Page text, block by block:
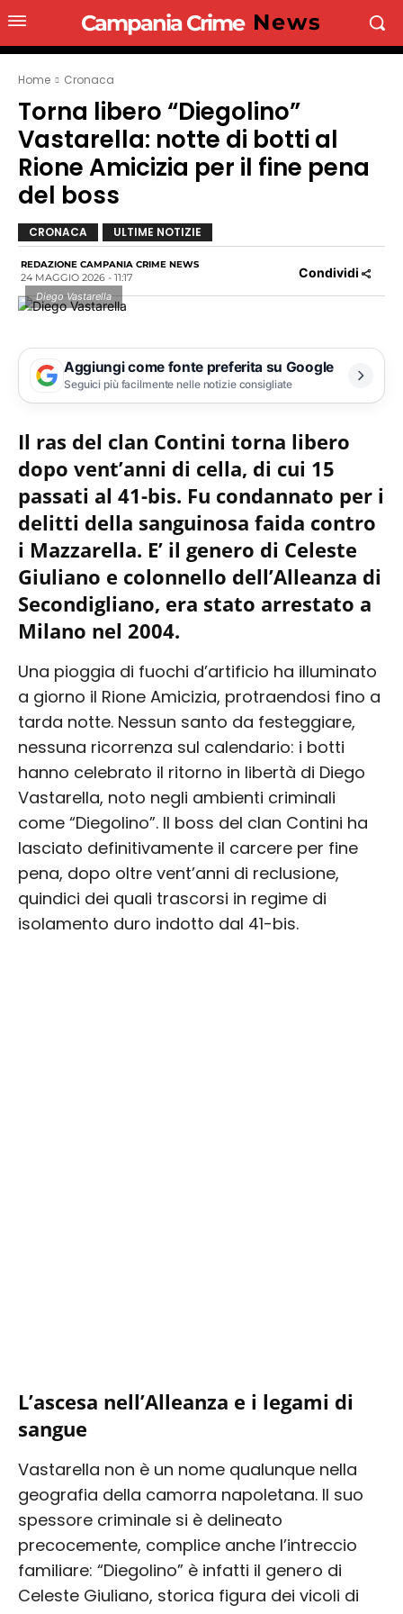
Campania Crime News
Home Cronaca
Torna libero “Diegolino”
Vastarella: notte di botti al
Rione Amicizia per il fine pena
del boss
CRONACA ULTIME NOTIZIE
REDAZIONE CAMPANIA CRIME NEWS
24 MAGGIO 2026 - 11:17 Condividi
Diego Vastarella
Aggiungi come fonte preferita su Google
Seguici più facilmente nelle notizie consigliate
Il ras del clan Contini torna libero
dopo vent’anni di cella, di cui 15
passati al 41-bis. Fu condannato per i
delitti della sanguinosa faida contro
i Mazzarella. E’ il genero di Celeste
Giuliano e colonnello dell’Alleanza di
Secondigliano, era stato arrestato a
Milano nel 2004.
Una pioggia di fuochi d’artificio ha illuminato
a giorno il Rione Amicizia, protraendosi fino a
tarda notte. Nessun santo da festeggiare,
nessuna ricorrenza sul calendario: i botti
hanno celebrato il ritorno in libertà di Diego
Vastarella, noto negli ambienti criminali
come “Diegolino”. Il boss del clan Contini ha
lasciato definitivamente il carcere per fine
pena, dopo oltre vent’anni di reclusione,
quindici dei quali trascorsi in regime di
isolamento duro indotto dal 41-bis.
L’ascesa nell’Alleanza e i legami di
sangue
Vastarella non è un nome qualunque nella
geografia della camorra napoletana. Il suo
spessore criminale si è delineato
precocemente, complice anche l’intreccio
familiare: “Diegolino” è infatti il genero di
Celeste Giuliano, storica figura dei vicoli di